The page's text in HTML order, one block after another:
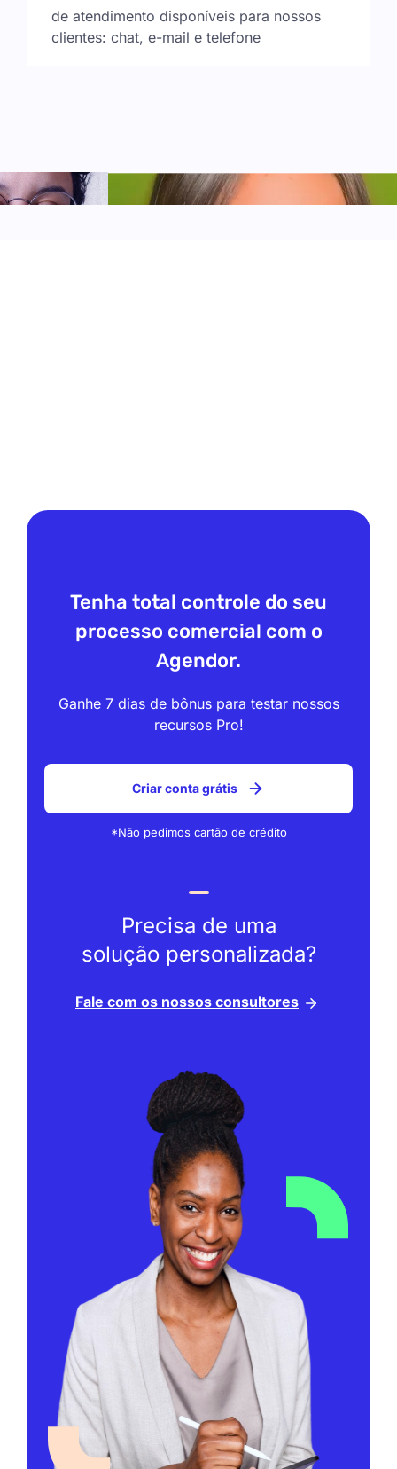
de atendimento disponíveis para nossos
clientes: chat, e-mail e telefone
Tenha total controle do seu
processo comercial com o
Agendor.
Ganhe 7 dias de bônus para testar nossos
recursos Pro!
Criar conta grátis
*Não pedimos cartão de crédito
Precisa de uma
solução personalizada?
Fale com os nossos consultores